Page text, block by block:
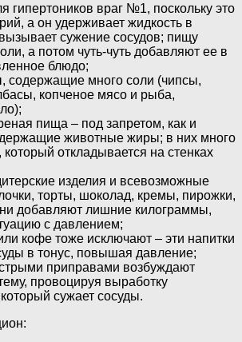
гипертоников враг №1, поскольку это
а он удерживает жидкость в
сужение сосудов; пищу
а потом чуть-чуть добавляют ее в
блюдо;
содержащие много соли (чипсы,
копченое мясо и рыба,
пища – под запретом, как и
животные жиры; в них много
который откладывается на стенках
изделия и всевозможные
торты, шоколад, кремы, пирожки,
добавляют лишние килограммы,
с давлением;
кофе тоже исключают – эти напитки
в тонус, повышая давление;
приправами возбуждают
провоцируя выработку
сужает сосуды.